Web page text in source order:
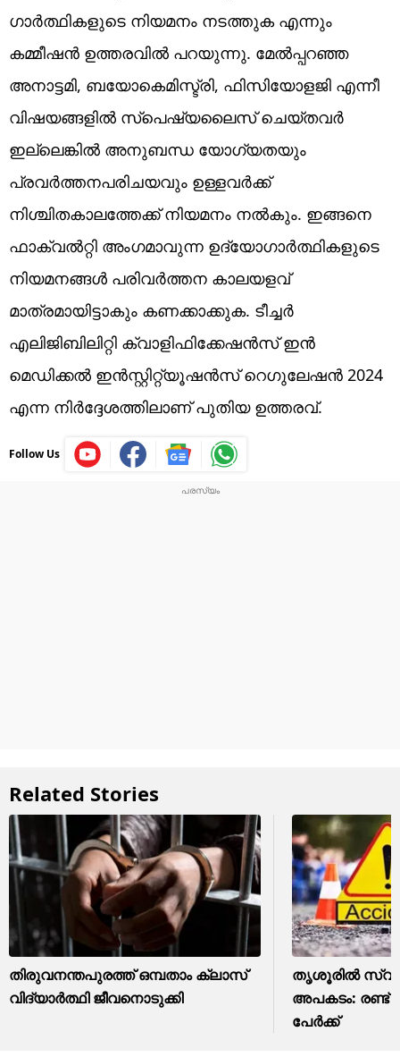
ഗാർത്ഥികളുടെ നിയമനം നടത്തുക എന്നും
കമ്മീഷൻ ഉത്തരവിൽ പറയുന്നു. മേൽപ്പറഞ്ഞ
അനാട്ടമി, ബയോകെമിസ്ട്രി, ഫിസിയോളജി എന്നീ
വിഷയങ്ങളിൽ സ്പെഷ്യലൈസ് ചെയ്തവർ
ഇല്ലെങ്കിൽ അനുബന്ധ യോഗ്യതയും
പ്രവർത്തനപരിചയവും ഉള്ളവർക്ക്
നിശ്ചിതകാലത്തേക്ക് നിയമനം നൽകും. ഇങ്ങനെ
ഫാക്വൽറ്റി അം​ഗമാവുന്ന ഉദ്യോ​ഗാർത്ഥികളുടെ
നിയമനങ്ങൾ പരിവർത്തന കാലയളവ്
മാത്രമായിട്ടാകും കണക്കാക്കുക. ടീച്ചർ
എലിജിബിലിറ്റി ക്വാളിഫിക്കേഷൻസ് ഇൻ
മെഡിക്കൽ ഇൻസ്റ്റിറ്റ്യൂഷൻസ് റെഗുലേഷൻ 2024
എന്ന നിർദ്ദേശത്തിലാണ് പുതിയ ഉത്തരവ്.
Follow Us
Related Stories
തിരുവനന്തപുരത്ത് ഒമ്പതാം ക്ലാസ്
വിദ്യാർത്ഥി ജീവനൊടുക്കി
തൃശൂരിൽ
അപകടം: രണ്ട്
പേർക്ക്